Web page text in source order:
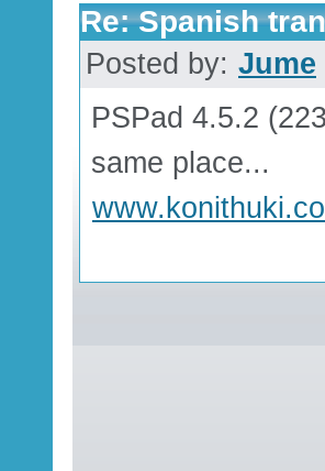
Re: Spanish
Posted by: Jume
PSPad 4.5.2
same place...